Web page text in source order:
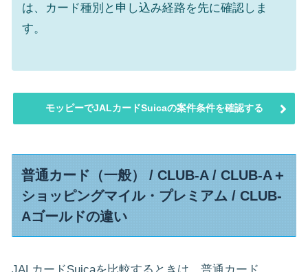
は、カード種別と申し込み経路を先に確認しま
す。
モッピーでJALカードSuicaの案件条件を確認する
普通カード（一般） / CLUB-A / CLUB-A＋
ショッピングマイル・プレミアム / CLUB-
Aゴールドの違い